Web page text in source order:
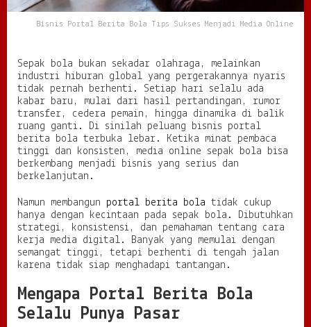
a
T
s
S
u
k
s
e
s
M
e
a
d
i
M
e
d
a
O
n
Bisnis Portal Berita Bola Tips Sukses Menjadi Media Online
Sepak bola bukan sekadar olahraga, melainkan
industri hiburan global yang pergerakannya nyaris
tidak pernah berhenti. Setiap hari selalu ada
kabar baru, mulai dari hasil pertandingan, rumor
transfer, cedera pemain, hingga dinamika di balik
ruang ganti. Di sinilah peluang bisnis portal
berita bola terbuka lebar. Ketika minat pembaca
tinggi dan konsisten, media online sepak bola bisa
berkembang menjadi bisnis yang serius dan
berkelanjutan.
Namun membangun portal berita bola tidak cukup
hanya dengan kecintaan pada sepak bola. Dibutuhkan
strategi, konsistensi, dan pemahaman tentang cara
kerja media digital. Banyak yang memulai dengan
semangat tinggi, tetapi berhenti di tengah jalan
karena tidak siap menghadapi tantangan.
Mengapa Portal Berita Bola
Selalu Punya Pasar